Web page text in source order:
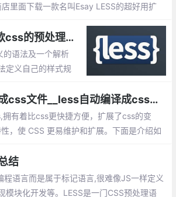
里面下载一款名叫Esay LESS的超好用扩
LESS 原理，一款css的预处理程序Less的使用
的语法及一个解析
定义自己的样式规
并没有裁剪 CSS
来取代 CSS 的，而
础上，为 CSS 加入
如何将less编译成css文件__less自动编译成css的方法总结
有着比css更快捷方便，扩展了css的变
，使 CSS 更易维护和扩展。下面是介绍如
结
程语言而是属于标记语言,很难像JS一样定义
模块化开发等。LESS是一门CSS预处理语